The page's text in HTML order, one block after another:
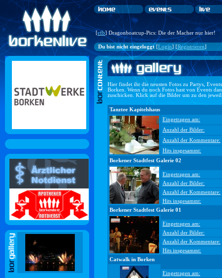
[cfb] Dragonboatcup-Pics: Die der Macher nur hier!
Du bist nicht eingeloggt[Login] [Registrieren]
Hier findet ihr die neusten Fotos zu Partys,
Borken. Wenn du noch Fotos hast von Events
zuschicken. Klick auf die Bilder um zu den
Tanztee Kapitelshaus
Eingetragen am:
Anzahl der Bilder:
Anzahl der Kommentare:
Hits insgesammt:
Borkener Stadtfest Galerie 02
Eingetragen am:
Anzahl der Bilder:
Anzahl der Kommentare:
Hits insgesammt:
Borkener Stadtfest Galerie 01
Eingetragen am:
Anzahl der Bilder:
Anzahl der Kommentare:
Hits insgesammt:
Catwalk in Borken
Eingetragen am: